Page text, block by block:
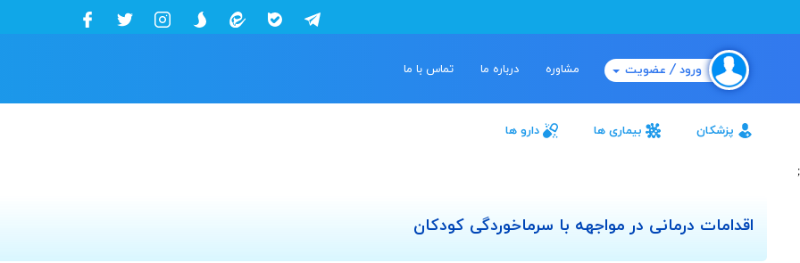
ورود / عضویت مشاوره درباره ما تماس با ما
پزشکان بیماری ها دارو ها
;
اقدامات درمانی در مواجهه با سرماخوردگی کودکان